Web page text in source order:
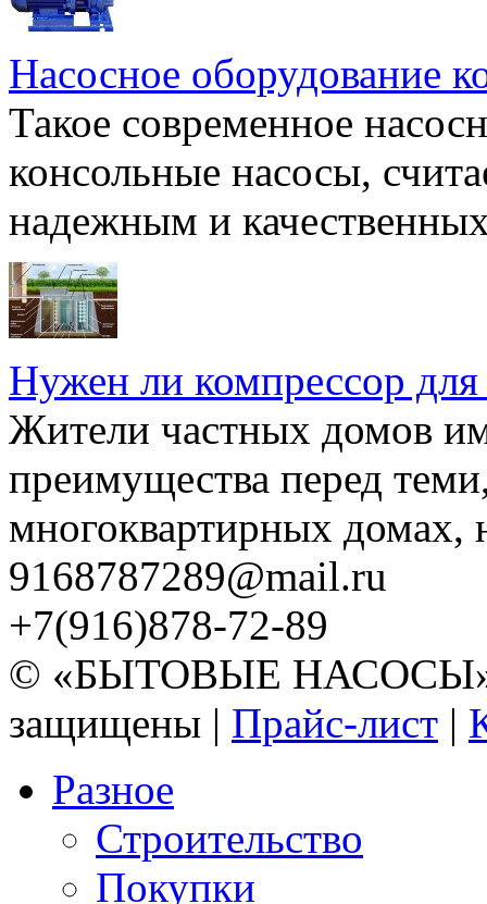
Насосное оборудование
Такое современное
консольные насосы,
надежным и
Нужен ли компрессор для
Жители частных домов
преимущества перед
многоквартирных домах,
9168787289@mail.ru
+7(916)878-72-89
© «БЫТОВЫЕ НАСОСЫ»
защищены | Прайс-лист |
Разное
Строительство
Покупки